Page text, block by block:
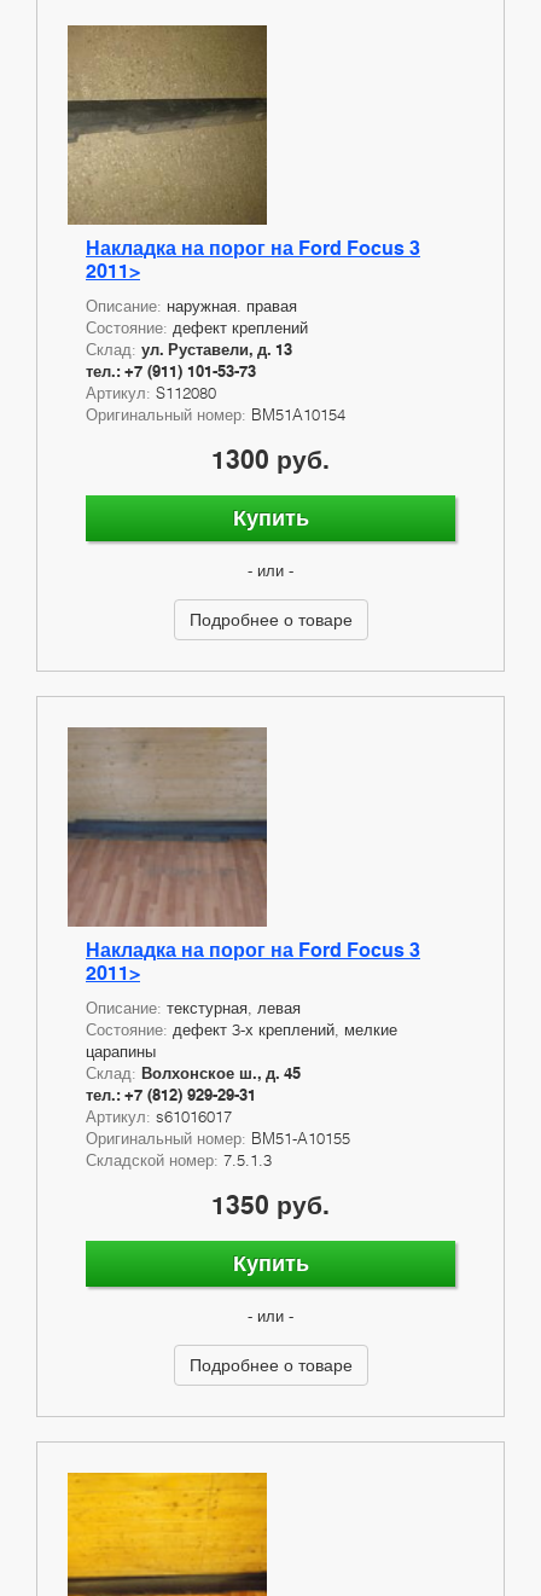
Накладка на порог на Ford Focus 3
2011>
Описание: наружная. правая
Состояние: дефект креплений
Склад: ул. Руставели, д. 13
тел.: +7 (911) 101-53-73
Артикул: S112080
Оригинальный номер: BM51A10154
1300 руб.
Купить
- или -
Подробнее о товаре
Накладка на порог на Ford Focus 3
2011>
Описание: текстурная, левая
Состояние: дефект 3-х креплений, мелкие
царапины
Склад: Волхонское ш., д. 45
тел.: +7 (812) 929-29-31
Артикул: s61016017
Оригинальный номер: BM51-A10155
Складской номер: 7.5.1.3
1350 руб.
Купить
- или -
Подробнее о товаре